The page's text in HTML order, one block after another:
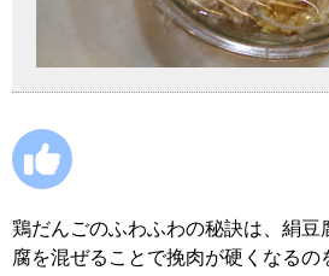
鶏だんごのふわふわの秘訣は、絹豆
腐を混ぜることで挽肉が硬くなるの